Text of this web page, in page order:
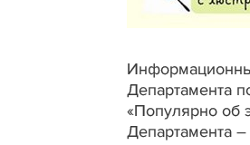
Департамента
«Популярно об
Департамента –